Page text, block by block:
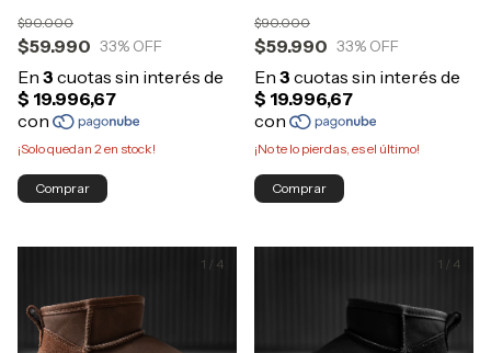
$59.990
$90.000
33% OFF
¡Solo quedan 2en stock!
Comprar
$59.990
$90.000
33% OFF
¡No te lo pierdas, es el último!
Comprar
1 / 4 1 / 4